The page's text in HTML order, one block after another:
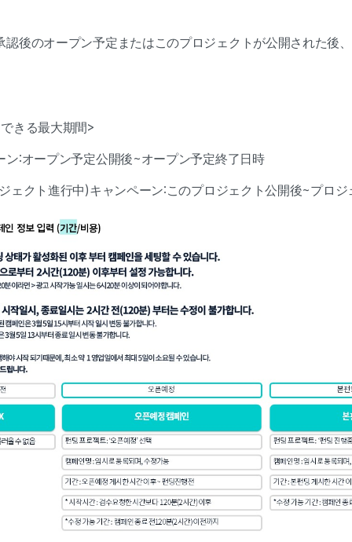
認後のオープン予定またはこのプロジェクトが公開された後
きる最大期間>
ン:オープン予定公開後~オープン予定終了日時
ェクト進行中)キャンペーン:このプロジェクト公開後~プロジ